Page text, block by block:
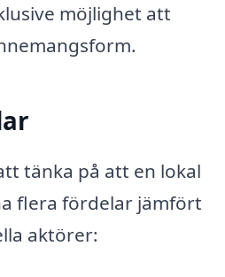
möjlighet att
tänka på att en lokal
flera fördelar jämfört
aktörer: